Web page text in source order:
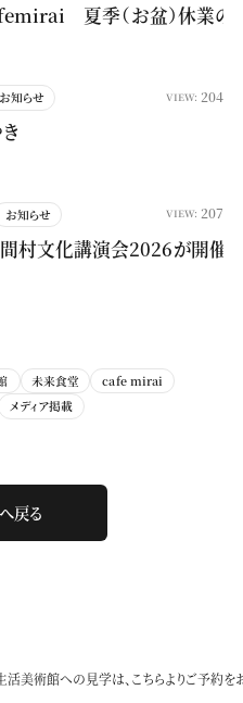
未来食堂
cafe mirai
メディア掲載
夏季（お盆）休業の
お知らせ VIEW: 204
お知らせ
村文化講演会2026が開催さ
VIEW: 207
戻る
美術館への見学は、こちらよりご予約を